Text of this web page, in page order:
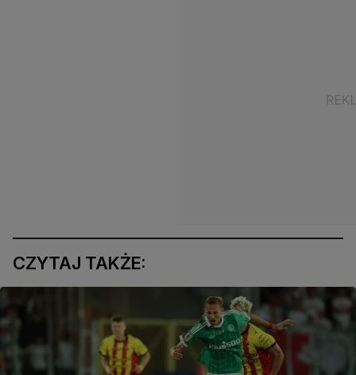
CZYTAJ TAKŻE: